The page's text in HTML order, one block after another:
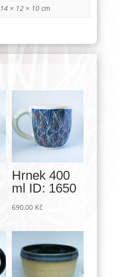
14 × 12 × 10 cm
Hrnek 400
ml ID: 1650
690,00 Kč